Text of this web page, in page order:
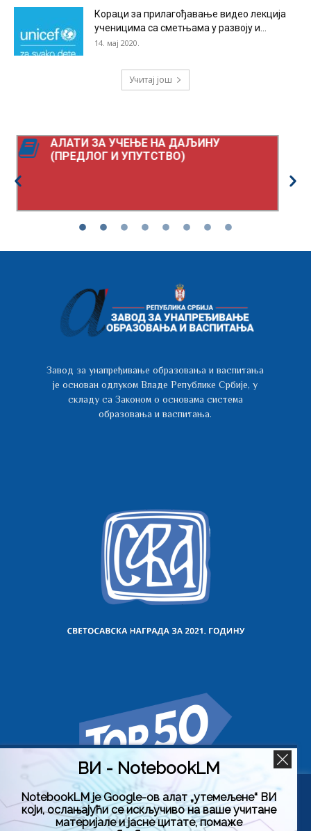
Кораци за прилагођавање видео лекција
ученицима са сметњама у развоју и...
14. мај 2020.
Учитај још
АЛАТИ ЗА УЧЕЊЕ НА ДАЉИНУ
(ПРЕДЛОГ И УПУТСТВО)
Завод за унапређивање образовања и васпитања
је основан одлуком Владе Републике Србије, у
складу са Законом о основама система
образовања и васпитања.
Користимо колачиће на овој веб страници да бисмо вам
побољшали искуство коришћења нашег сајта тако што
ћемо запамтити ваше жељене поставке. Кликом на
ВИ - NotebookLM
NotebookLM је Google-ов алат „утемељене“ ВИ
који, ослањајући се искључиво на ваше учитане
материјале и јасне цитате, помаже